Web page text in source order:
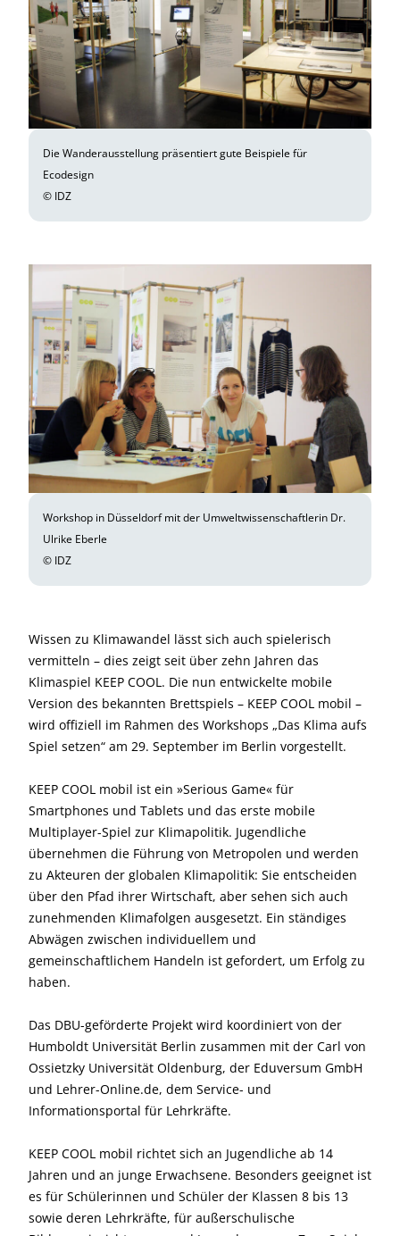
Die Wanderausstellung präsentiert gute Beispiele für
Ecodesign
© IDZ
Workshop in Düsseldorf mit der Umweltwissenschaftlerin Dr.
Ulrike Eberle
© IDZ
Wissen zu Klimawandel lässt sich auch spielerisch
vermitteln – dies zeigt seit über zehn Jahren das
Klimaspiel KEEP COOL. Die nun entwickelte mobile
Version des bekannten Brettspiels – KEEP COOL mobil –
wird offiziell im Rahmen des Workshops „Das Klima aufs
Spiel setzen“ am 29. September im Berlin vorgestellt.
KEEP COOL mobil ist ein »Serious Game« für
Smartphones und Tablets und das erste mobile
Multiplayer-Spiel zur Klimapolitik. Jugendliche
übernehmen die Führung von Metropolen und werden
zu Akteuren der globalen Klimapolitik: Sie entscheiden
über den Pfad ihrer Wirtschaft, aber sehen sich auch
zunehmenden Klimafolgen ausgesetzt. Ein ständiges
Abwägen zwischen individuellem und
gemeinschaftlichem Handeln ist gefordert, um Erfolg zu
haben.
Das DBU-geförderte Projekt wird koordiniert von der
Humboldt Universität Berlin zusammen mit der Carl von
Ossietzky Universität Oldenburg, der Eduversum GmbH
und Lehrer-Online.de, dem Service- und
Informationsportal für Lehrkräfte.
KEEP COOL mobil richtet sich an Jugendliche ab 14
Jahren und an junge Erwachsene. Besonders geeignet ist
es für Schülerinnen und Schüler der Klassen 8 bis 13
sowie deren Lehrkräfte, für außerschulische